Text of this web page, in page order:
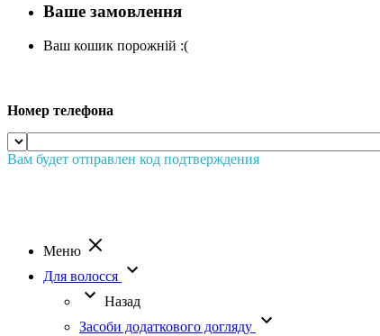
Ваше замовлення
Ваш кошик порожній :(
Номер телефона
Вам будет отправлен код подтверждения
Меню
Для волосся
Назад
Засоби додаткового догляду